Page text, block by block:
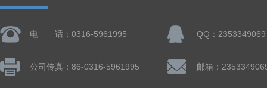
电 话：0316-5961995 QQ：2353349069
公司传真：86-0316-5961995 邮箱：